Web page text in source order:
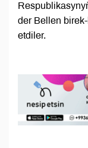
der Bellen
etdiler.